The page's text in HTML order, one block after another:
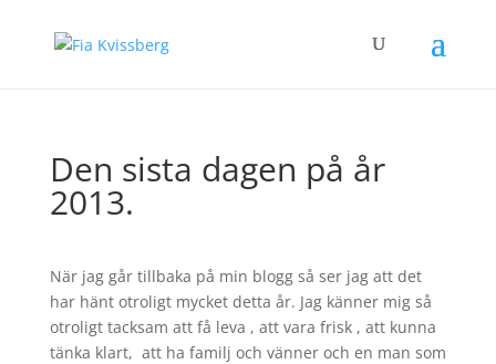
Den sista dagen på år
2013.
När jag går tillbaka på min blogg så ser jag att det
har hänt otroligt mycket detta år. Jag känner mig så
otroligt tacksam att få leva , att vara frisk , att kunna
tänka klart, att ha familj och vänner och en man som